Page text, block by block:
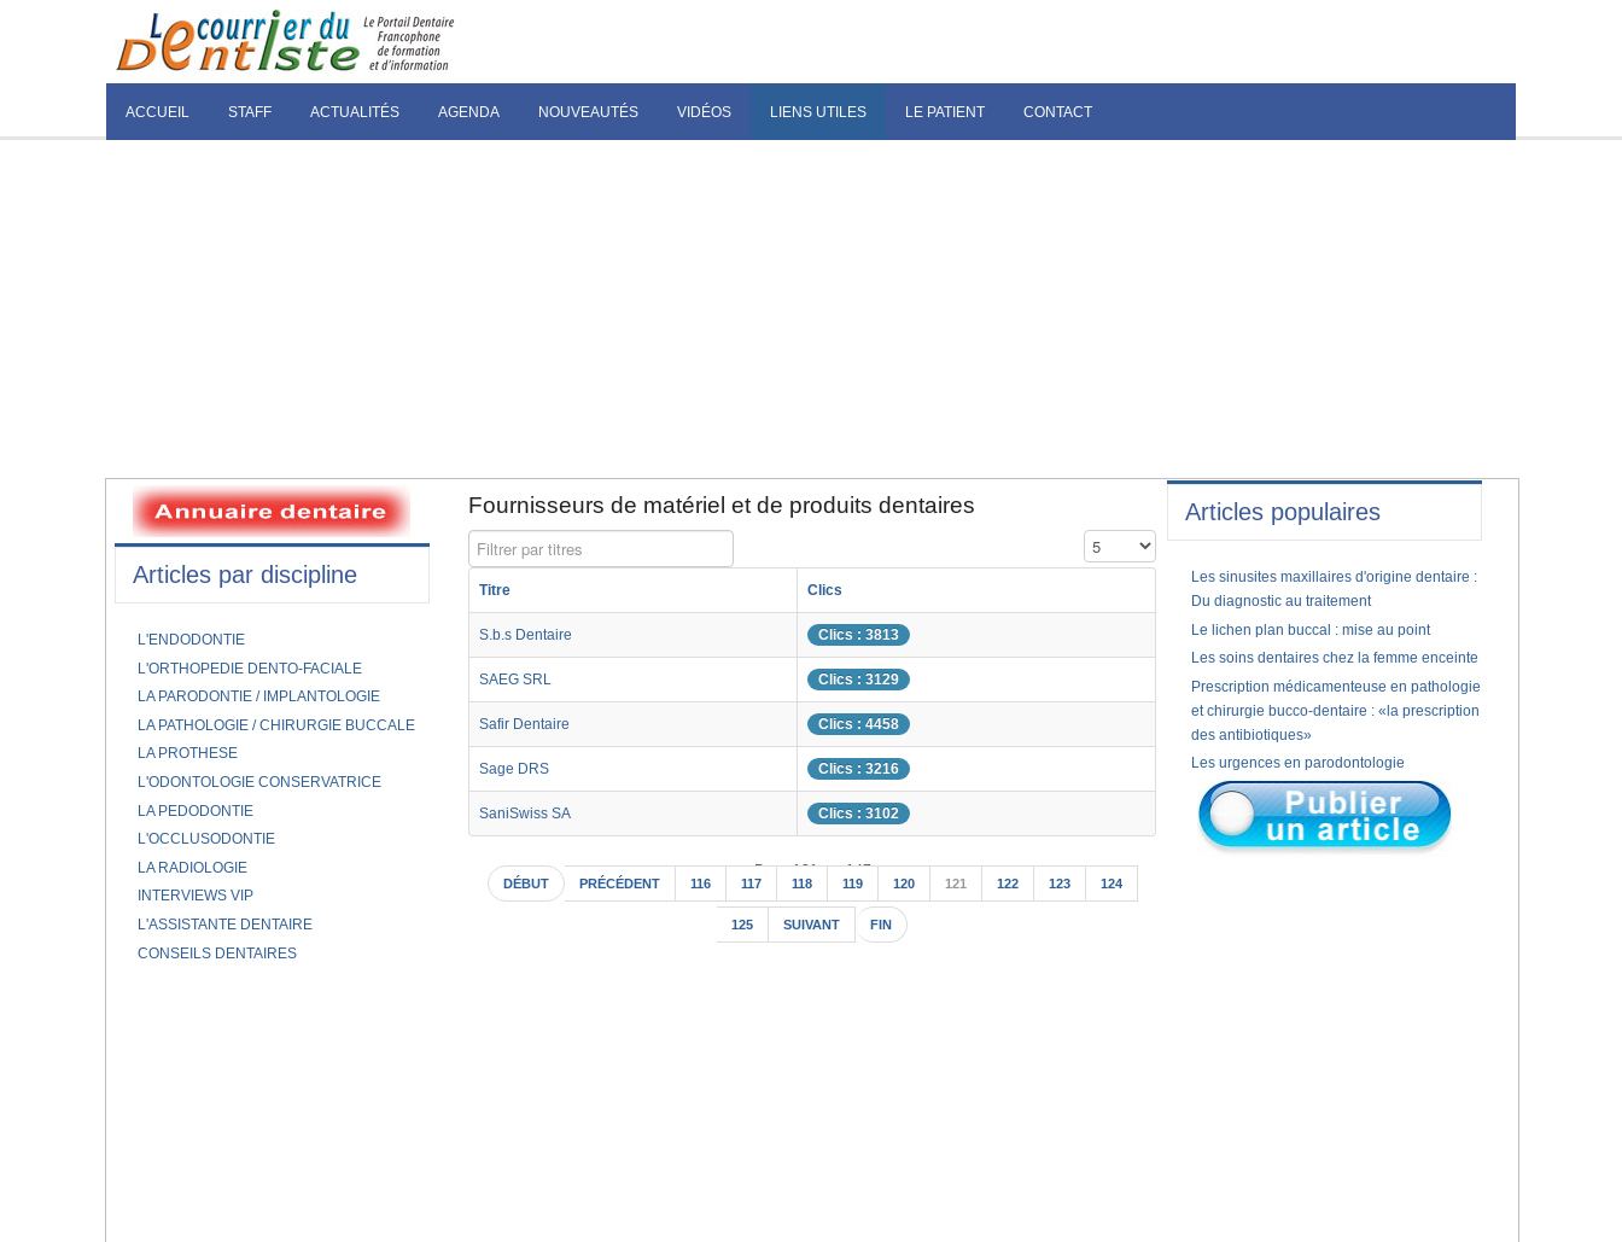
ACCUEIL STAFF ACTUALITÉS AGENDA NOUVEAUTÉS VIDÉOS LIENS UTILES LE PATIENT CONTACT
Fournisseurs de matériel et de produits dentaires
Filtrer par titres Affichage #
Titre Clics
S.b.s Dentaire Clics : 3813
SAEG SRL Clics : 3129
Safir Dentaire Clics : 4458
Sage DRS Clics : 3216
SaniSwiss SA Clics : 3102
Page 121 sur 147
DÉBUT PRÉCÉDENT 116 117 118 119 120 121 122 123 124
125 SUIVANT FIN
Articles par discipline
L'ENDODONTIE
L'ORTHOPEDIE DENTO-FACIALE
LA PARODONTIE / IMPLANTOLOGIE
LA PATHOLOGIE / CHIRURGIE BUCCALE
LA PROTHESE
L'ODONTOLOGIE CONSERVATRICE
LA PEDODONTIE
L'OCCLUSODONTIE
LA RADIOLOGIE
INTERVIEWS VIP
L'ASSISTANTE DENTAIRE
CONSEILS DENTAIRES
Articles populaires
Les sinusites maxillaires d'origine dentaire :
Du diagnostic au traitement
Le lichen plan buccal : mise au point
Les soins dentaires chez la femme enceinte
Prescription médicamenteuse en pathologie
et chirurgie bucco-dentaire : «la prescription
des antibiotiques»
Les urgences en parodontologie